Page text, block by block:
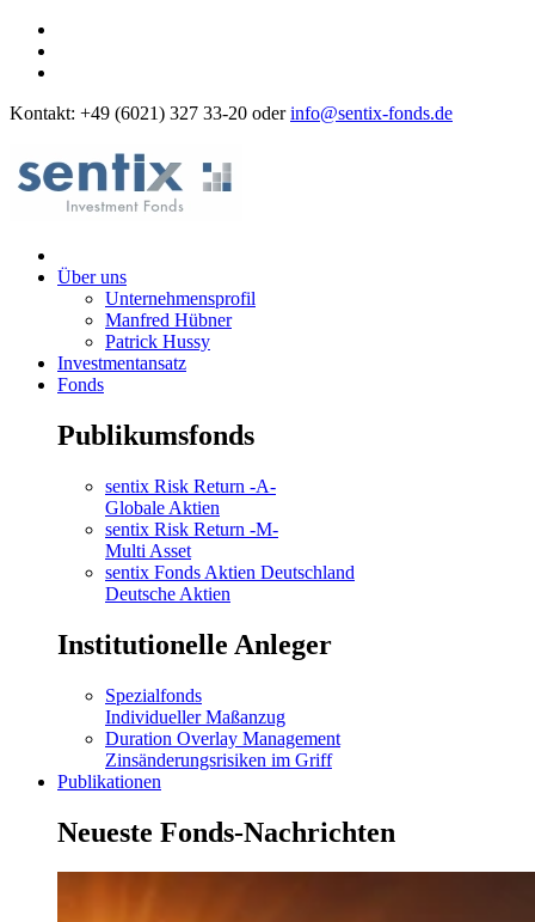
Kontakt: +49 (6021) 327 33-20 oderinfo@sentix-fonds.de
Über uns
Unternehmensprofil
Manfred Hübner
Patrick Hussy
Investmentansatz
Fonds
Publikumsfonds
sentix Risk Return -A-
Globale Aktien
sentix Risk Return -M-
Multi Asset
sentix Fonds Aktien Deutschland
Deutsche Aktien
Institutionelle Anleger
Spezialfonds
Individueller Maßanzug
Duration Overlay Management
Zinsänderungsrisiken im Griff
Publikationen
Neueste Fonds-Nachrichten